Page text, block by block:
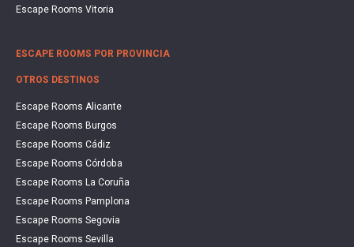
Escape Rooms Vitoria
ESCAPE ROOMS POR PROVINCIA
OTROS DESTINOS
Escape Rooms Alicante
Escape Rooms Burgos
Escape Rooms Cádiz
Escape Rooms Córdoba
Escape Rooms La Coruña
Escape Rooms Pamplona
Escape Rooms Segovia
Escape Rooms Sevilla